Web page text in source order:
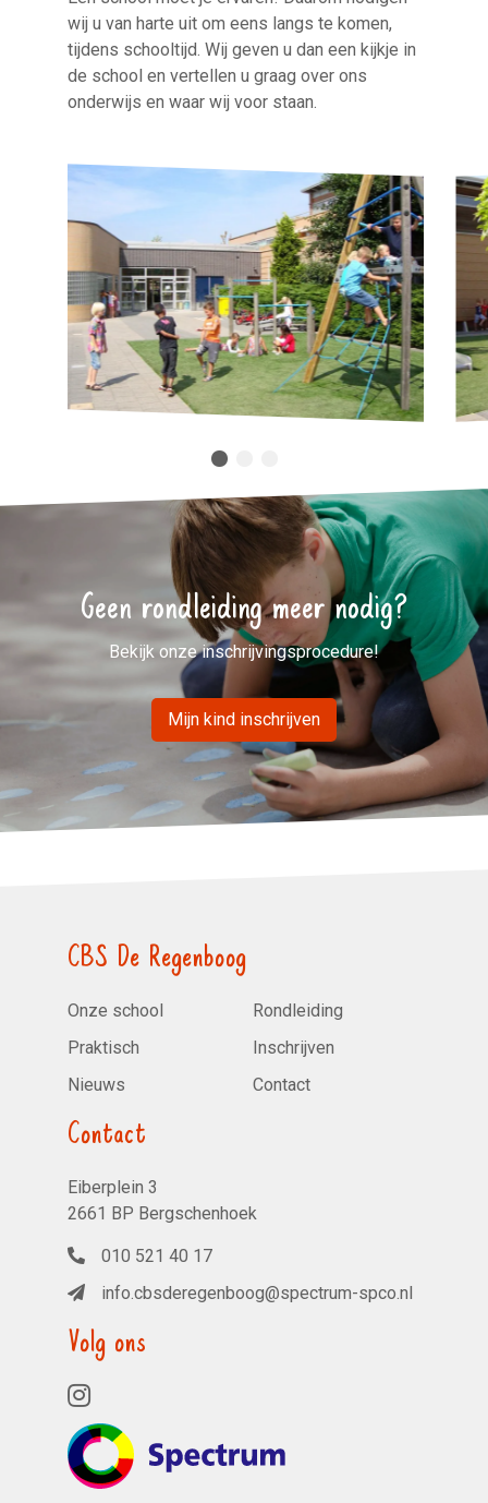
wij u van harte uit om eens langs te komen,
tijdens schooltijd. Wij geven u dan een kijkje in
de school en vertellen u graag over ons
onderwijs en waar wij voor staan.
Geen rondleiding meer nodig?
Bekijk onze inschrijvingsprocedure!
Mijn kind inschrijven
CBS De Regenboog
Onze school
Praktisch
Nieuws
Rondleiding
Inschrijven
Contact
Contact
Eiberplein 3
2661 BP Bergschenhoek
010 521 40 17
info.cbsderegenboog@spectrum-spco.nl
Volg ons